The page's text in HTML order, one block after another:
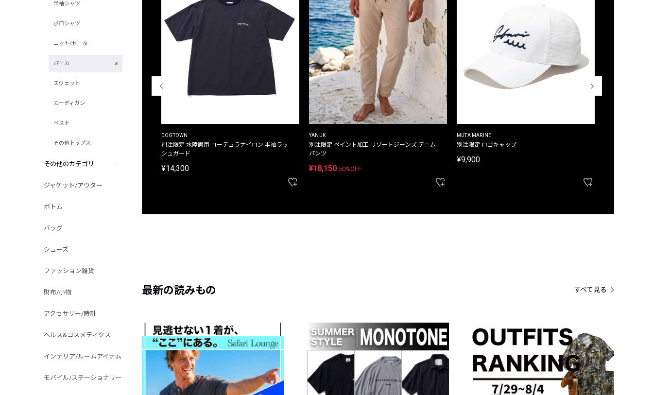
半袖シャツ
ポロシャツ
ニット/セーター
パーカ
スウェット
カーディガン
ベスト
その他トップス
その他のカテゴリ
ジャケット/アウター
ボトム
バッグ
シューズ
ファッション雑貨
財布/小物
アクセサリー/時計
ヘルス&コスメティクス
インテリア/ルームアイテム
モバイル/ステーショナリー
別注限定 ピグメントダイ バックプリント サーフ
DOGTOWN
別注限定 水陸両用 コーデュラナイロン 半袖ラッ
シュガード
¥14,300
YANUK
別注限定 ペイント加工 リゾートジーンズ デニム
パンツ
¥18,150 50%OFF
MUTA MARINE
別注限定 ロゴキャップ
¥9,900
最新の読みもの すべて見る